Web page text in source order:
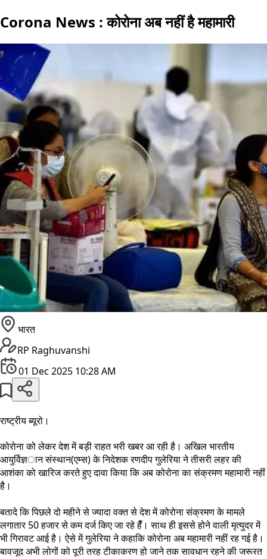
Corona News : कोरोना अब नहीं है महामारी
भारत
RP Raghuvanshi
01 Dec 2025 10:28 AM
राष्ट्रीय ब्यूरो।
कोरोना को लेकर देश में बड़ी राहत भरी खबर आ रही है। अखिल भारतीय
आयुर्विज्ञान संस्थान(एम्स) के निदेशक रणदीप गुलेरिया ने तीसरी लहर की
आशंका को खारिज करते हुए दावा किया कि अब कोरोना का संक्रमण महामारी नहीं
है।
बतादे कि पिछले दो महीने से ज्यादा वक्त से देश में कोरोना संक्रमण के मामले
लगातार 50 हजार से कम दर्ज किए जा रहे हैँ। साथ ही इससे होने वाली मृत्युदर में
भी गिरावट आई है। ऐसे में गुलेरिया ने कहाकि कोरोना अब महामारी नहीं रह गई है।
बावजूद अभी लोगों को पूरी तरह टीकाकरण हो जाने तक सावधान रहने की जरूरत